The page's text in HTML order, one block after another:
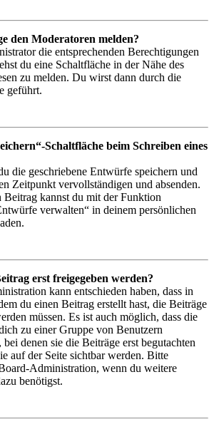
den Moderatoren melden?
die entsprechenden Berechtigungen
du eine Schaltfläche in der Nähe des
zu melden. Du wirst dann durch die
geführt.
Schaltfläche beim Schreiben eines
die geschriebene Entwürfe speichern und
Zeitpunkt vervollständigen und absenden.
Beitrag kannst du mit der Funktion
verwalten“ in deinem persönlichen
erst freigegeben werden?
kann entschieden haben, dass in
du einen Beitrag erstellt hast, die Beiträge
müssen. Es ist auch möglich, dass die
zu einer Gruppe von Benutzern
denen sie die Beiträge erst begutachten
auf der Seite sichtbar werden. Bitte
Administration, wenn du weitere
benötigst.